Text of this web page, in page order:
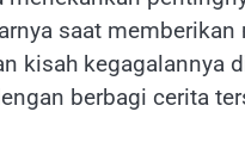
saat
kisah kegagalannya
berbagi cerita